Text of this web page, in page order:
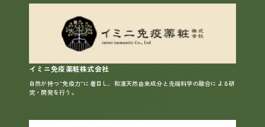
イミニ免疫薬粧株式会社
自然が持つ“免疫力”に着目し、和漢天然由来成分と先端科学の融合による研
究・開発を行う。